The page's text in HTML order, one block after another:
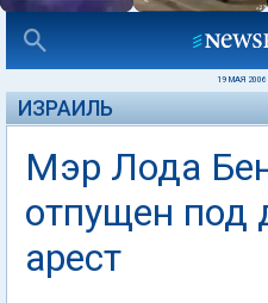
19 МАЯ 2006
ИЗРАИЛЬ
Мэр Лода
отпущен
арест